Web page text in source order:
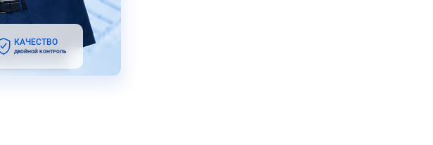
КАЧЕСТВО
ДВОЙНОЙ КОНТРОЛЬ